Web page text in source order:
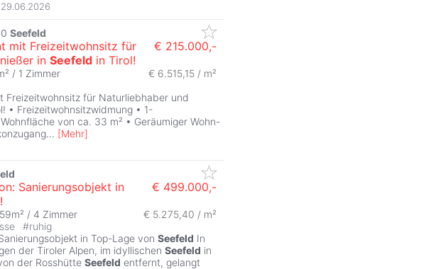
29.06.2026
Seefeld
mit Freizeitwohnsitz für
in Seefeld in Tirol!
€ 215.000,-
/ 1 Zimmer
€ 6.515,15 / m²
Freizeitwohnsitz für Naturliebhaber und
• Freizeitwohnsitzwidmung • 1-
von ca. 33 m² • Geräumiger Wohn-
... [Mehr]
Sanierungsobjekt in
!
€ 499.000,-
/ 4 Zimmer
€ 5.275,40 / m²
#ruhig
in Top-Lage von Seefeld In
der Tiroler Alpen, im idyllischen Seefeld in
der Rosshütte Seefeld entfernt, gelangt